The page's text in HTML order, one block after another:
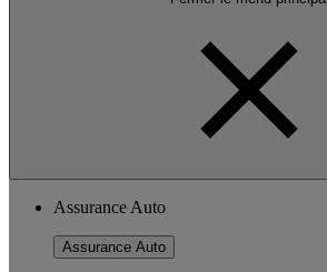
Assurance Auto
Assurance Auto